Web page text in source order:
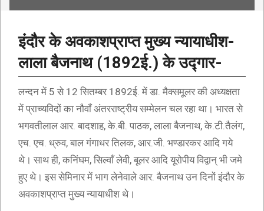
इंदौर के अवकाशप्राप्त मुख्य न्यायाधीश-
लाला बैजनाथ (1892ई.) के उद्गार-
लन्दन में 5 से 12 सितम्बर 1892ई. में डा. मैक्समूलर की अध्यक्षता
में प्राच्यविदों का नौवाँ अंतरराष्ट्रीय सम्मेलन चल रहा था। भारत से
भगवतीलाल आर. बादशाह, के.बी. पाठक, लाला बैजनाथ, के.टी.तैलंग,
एच. एच. ध्रुव, बाल गंगाधर तिलक, आर.जी. भण्डारकर आदि गये
थे। साथ ही, कनिंघम, सिल्वाँ लेवी, बूलर आदि यूरोपीय विद्वान् भी जमे
हुए थे। इस सेमिनार में भाग लेनेवाले आर. बैजनाथ उन दिनों इंदौर के
अवकाशप्राप्त मुख्य न्यायाधीश थे।